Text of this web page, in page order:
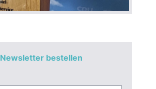
bestellen